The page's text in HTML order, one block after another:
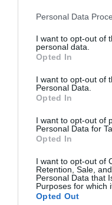
Personal Data
I want to opt-out of
personal data.
Opted In
I want to opt-out of
Personal Data.
Opted In
I want to opt-out of
Personal Data for
Opted In
I want to opt-out of
Retention, Sale,
Personal Data that
Purposes for which
Opted Out